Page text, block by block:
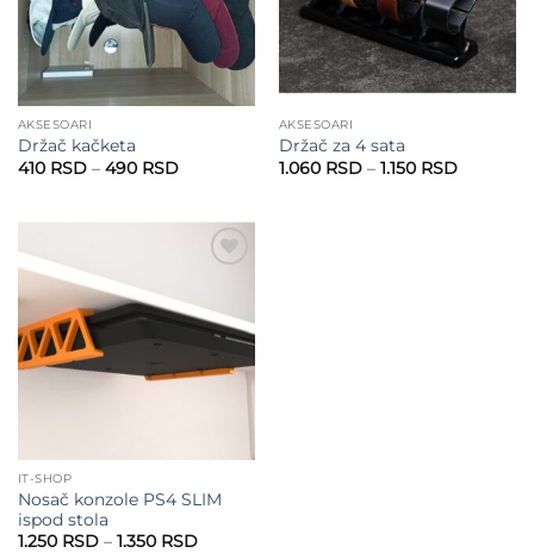
AKSESOARI
Držač kačketa
410 RSD – 490 RSDRaspon
490 RSD
AKSESOARI
Držač za 4 sata
1.060 RSD – 1.150 RSDRaspon
IT-SHOP
Nosač konzole PS4 SLIM
ispod stola
1.250 RSD – 1.350 RSDRaspon